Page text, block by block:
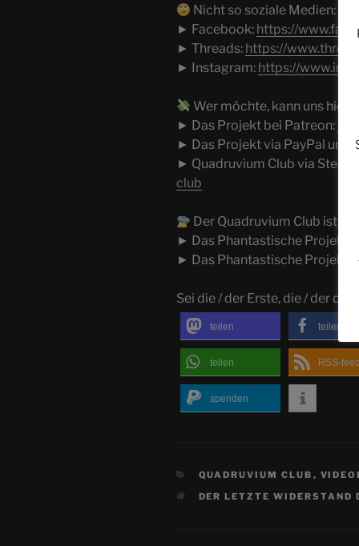
Nicht so soziale Medien:
► Facebook: https://
► Threads: https://
► Instagram: https://
Wer möchte, kann uns hier
► Das Projekt bei Patreon:
► Das Projekt via PayPal
► Quadruvium Club via Steady:
club
Der Quadruvium Club ist
► Das Phantastische Projekt:
► Das Phantastische Projekt
Sei die / der Erste, die / der
teilen teilen
teilen RSS-feed
spenden
KATEGORIEN
QUADRUVIUM CLUB ,
SCHLAGWÖRTER
DER LETZTE WIDERSTAND